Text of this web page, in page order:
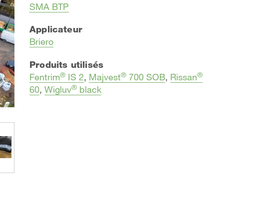
SMA BTP
Applicateur
​Briero
Produits utilisés
Fentrim® IS 2, Majvest® 700 SOB, Rissan®
60, Wigluv® black